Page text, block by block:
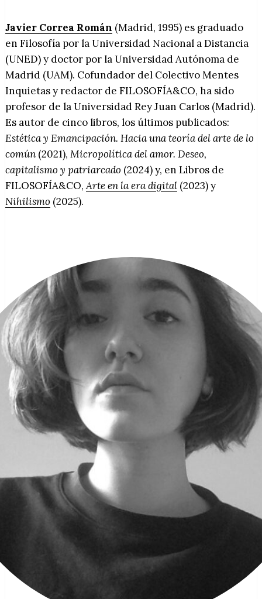
Javier Correa Román (Madrid, 1995) es graduado
en Filosofía por la Universidad Nacional a Distancia
(UNED) y doctor por la Universidad Autónoma de
Madrid (UAM). Cofundador del Colectivo Mentes
Inquietas y redactor de FILOSOFÍA&CO, ha sido
profesor de la Universidad Rey Juan Carlos (Madrid).
Es autor de cinco libros, los últimos publicados:
Estética y Emancipación. Hacia una teoría del arte de lo
común (2021), Micropolítica del amor. Deseo,
capitalismo y patriarcado (2024) y, en Libros de
FILOSOFÍA&CO,Arte en la era digital (2023) y
Nihilismo (2025).